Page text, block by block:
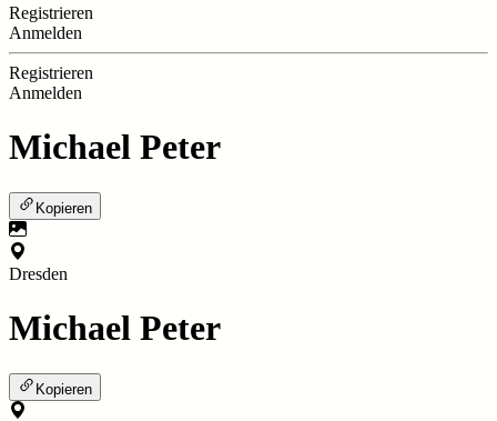
Registrieren
Anmelden
Registrieren
Anmelden
Michael Peter
Kopieren
Dresden
Michael Peter
Kopieren